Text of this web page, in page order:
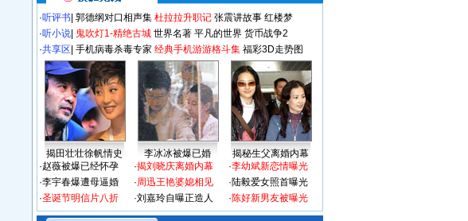
·听评书 郭德纲对口相声集 杜拉拉升职记 张震讲故事 红楼梦
·听小说 鬼吹灯1-精绝古城 世界名著 平凡的世界 货币战争2
·共享区 手机病毒杀毒专家 经典手机游游格斗集 福彩3D走势图
揭田壮壮徐帆情史 李冰冰被爆已婚
揭秘生父离婚内幕
·赵薇被爆已经怀孕
·李宇春爆遭母逼婚
·圣诞节明信片八折
·揭刘晓庆离婚内幕
·周迅王艳婆媳相见
·刘嘉玲自曝正造人
·李幼斌新恋情曝光
·陆毅爱女照首曝光
·陈好新男友被曝光